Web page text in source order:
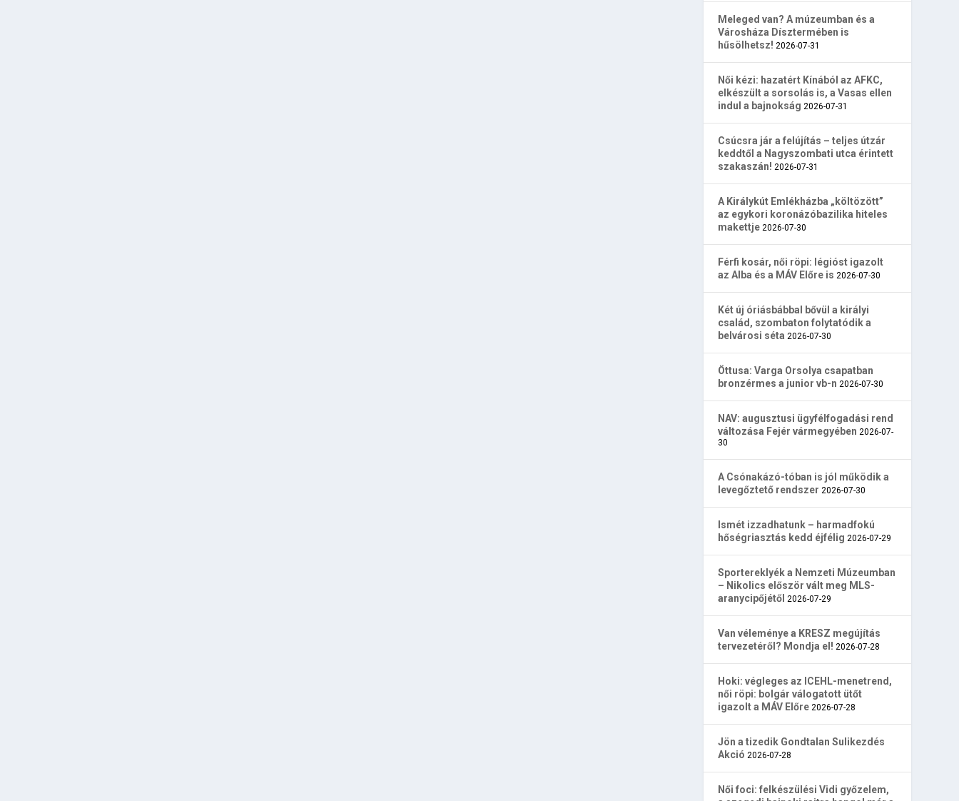
Meleged van? A múzeumban és a
Városháza Dísztermében is
hűsölhetsz! 2026-07-31
Női kézi: hazatért Kínából az AFKC,
elkészült a sorsolás is, a Vasas ellen
indul a bajnokság 2026-07-31
Csúcsra jár a felújítás – teljes útzár
keddtől a Nagyszombati utca érintett
szakaszán! 2026-07-31
A Királykút Emlékházba „költözött”
az egykori koronázóbazilika hiteles
makettje 2026-07-30
Férfi kosár, női röpi: légióst igazolt
az Alba és a MÁV Előre is 2026-07-30
Két új óriásbábbal bővül a királyi
család, szombaton folytatódik a
belvárosi séta 2026-07-30
Öttusa: Varga Orsolya csapatban
bronzérmes a junior vb-n 2026-07-30
NAV: augusztusi ügyfélfogadási rend
változása Fejér vármegyében 2026-07-
30
A Csónakázó-tóban is jól működik a
levegőztető rendszer 2026-07-30
Ismét izzadhatunk – harmadfokú
hőségriasztás kedd éjfélig 2026-07-29
Sportereklyék a Nemzeti Múzeumban
– Nikolics először vált meg MLS-
aranycipőjétől 2026-07-29
Van véleménye a KRESZ megújítás
tervezetéről? Mondja el! 2026-07-28
Hoki: végleges az ICEHL-menetrend,
női röpi: bolgár válogatott ütőt
igazolt a MÁV Előre 2026-07-28
Jön a tizedik Gondtalan Sulikezdés
Akció 2026-07-28
Női foci: felkészülési Vidi győzelem,